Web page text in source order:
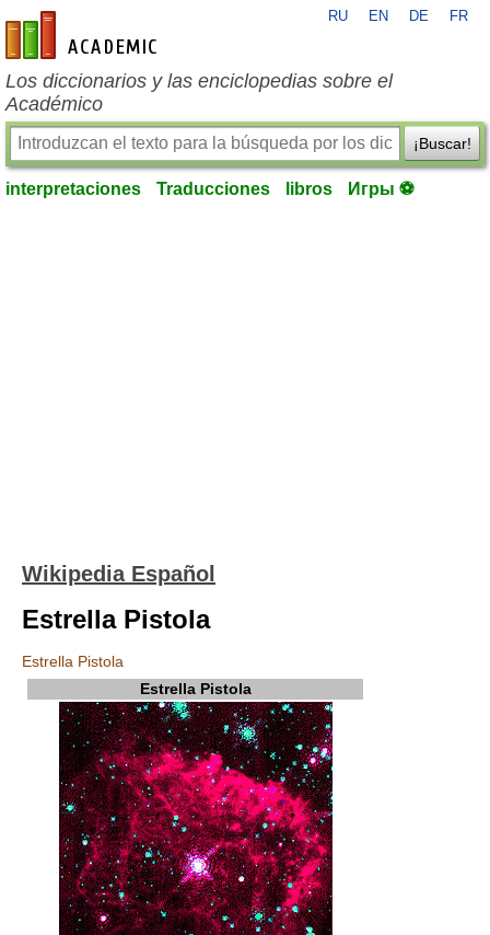
es-academic.com
RU EN DE FR
Los diccionarios y las enciclopedias sobre el
Académico
¡Buscar!
interpretaciones Traducciones libros Игры ⚽
Wikipedia Español
Estrella Pistola
Estrella Pistola
Estrella Pistola